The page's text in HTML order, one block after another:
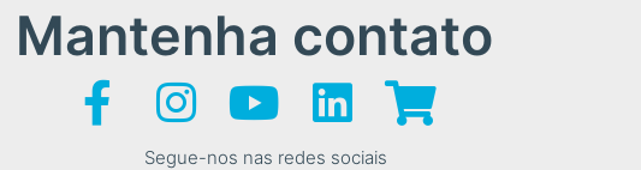
Mantenha contato
Segue-nos nas redes sociais